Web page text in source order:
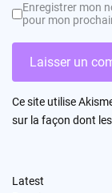
Enregistrer mon
pour mon
Ce site utilise
sur la façon dont
Latest